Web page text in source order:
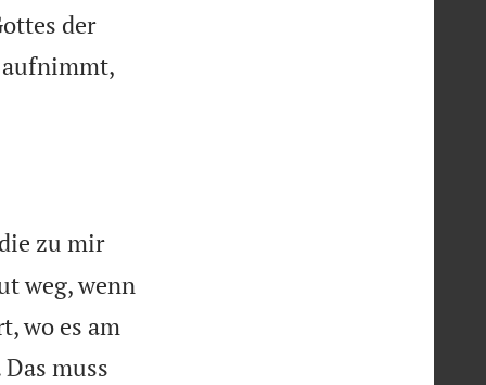
der
zu mir
weg, wenn
wo es am
muss